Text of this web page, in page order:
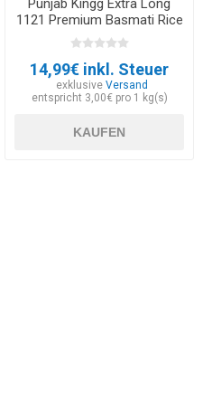
Punjab Kingg Extra Long
1121 Premium Basmati Rice
5kg
14,99€ inkl. Steuer
exklusive Versand
entspricht 3,00€ pro 1 kg(s)
KAUFEN